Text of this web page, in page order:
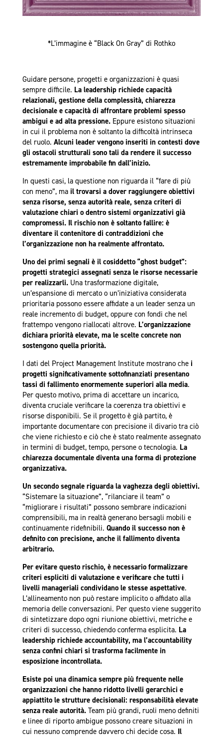
*L’immagine è “Black On Gray” di Rothko
Guidare persone, progetti e organizzazioni è quasi
sempre difficile. La leadership richiede capacità
relazionali, gestione della complessità, chiarezza
decisionale e capacità di affrontare problemi spesso
ambigui e ad alta pressione.Eppure esistono situazioni
in cui il problema non è soltanto la difficoltà intrinseca
del ruolo. Alcuni leader vengono inseriti in contesti dove
gli ostacoli strutturali sono tali da rendere il successo
estremamente improbabile fin dall’inizio.
In questi casi, la questione non riguarda il “fare di più
con meno”, ma il trovarsi a dover raggiungere obiettivi
senza risorse, senza autorità reale, senza criteri di
valutazione chiari o dentro sistemi organizzativi già
compromessi. Il rischio non è soltanto fallire: è
diventare il contenitore di contraddizioni che
l’organizzazione non ha realmente affrontato.
Uno dei primi segnali è il cosiddetto “ghost budget”:
progetti strategici assegnati senza le risorse necessarie
per realizzarli.Una trasformazione digitale,
un’espansione di mercato o un’iniziativa considerata
prioritaria possono essere affidate a un leader senza un
reale incremento di budget, oppure con fondi che nel
frattempo vengono riallocati altrove. L’organizzazione
dichiara priorità elevate, ma le scelte concrete non
sostengono quella priorità.
I dati del Project Management Institute mostrano che i
progetti significativamente sottofinanziati presentano
tassi di fallimento enormemente superiori alla media.
Per questo motivo, prima di accettare un incarico,
diventa cruciale verificare la coerenza tra obiettivi e
risorse disponibili. Se il progetto è già partito, è
importante documentare con precisione il divario tra ciò
che viene richiesto e ciò che è stato realmente assegnato
in termini di budget, tempo, persone o tecnologia. La
chiarezza documentale diventa una forma di protezione
organizzativa.
Un secondo segnale riguarda la vaghezza degli obiettivi.
“Sistemare la situazione”, “rilanciare il team” o
“migliorare i risultati” possono sembrare indicazioni
comprensibili, ma in realtà generano bersagli mobili e
continuamente ridefinibili. Quando il successo non è
definito con precisione, anche il fallimento diventa
arbitrario.
Per evitare questo rischio, è necessario formalizzare
criteri espliciti di valutazione e verificare che tutti i
livelli manageriali condividano le stesse aspettative.
L’allineamento non può restare implicito o affidato alla
memoria delle conversazioni. Per questo viene suggerito
di sintetizzare dopo ogni riunione obiettivi, metriche e
criteri di successo, chiedendo conferma esplicita. La
leadership richiede accountability, ma l’accountability
senza confini chiari si trasforma facilmente in
esposizione incontrollata.
Esiste poi una dinamica sempre più frequente nelle
organizzazioni che hanno ridotto livelli gerarchici e
appiattito le strutture decisionali: responsabilità elevate
senza reale autorità.Team più grandi, ruoli meno definiti
e linee di riporto ambigue possono creare situazioni in
cui nessuno comprende davvero chi decide cosa. Il